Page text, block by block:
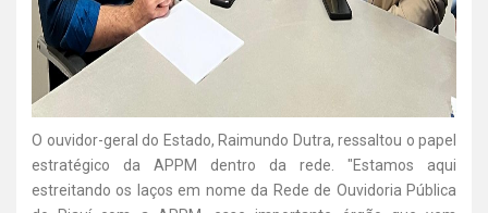
O ouvidor-geral do Estado, Raimundo Dutra, ressaltou o papel
estratégico da APPM dentro da rede. "Estamos aqui
estreitando os laços em nome da Rede de Ouvidoria Pública